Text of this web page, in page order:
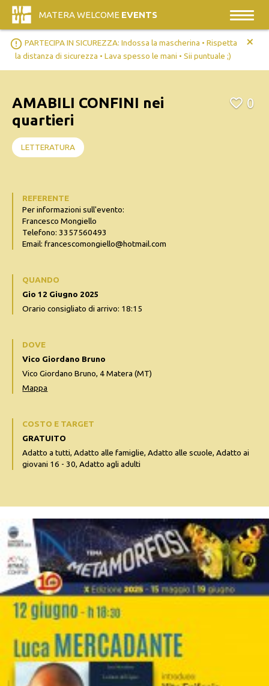
MATERA WELCOME EVENTS
error_outline PARTECIPA IN SICUREZZA: Indossa la mascherina • Rispetta
la distanza di sicurezza • Lava spesso le mani • Sii puntuale ;)
+
AMABILI CONFINI nei
quartieri
0
LETTERATURA
REFERENTE
Per informazioni sull'evento:
Francesco Mongiello
Telefono: 3357560493
Email: francescomongiello@hotmail.com
QUANDO
Gio 12 Giugno 2025
Orario consigliato di arrivo: 18:15
DOVE
Vico Giordano Bruno
Vico Giordano Bruno, 4 Matera (MT)
Mappa
COSTO E TARGET
GRATUITO
Adatto a tutti, Adatto alle famiglie, Adatto alle scuole, Adatto ai
giovani 16 - 30, Adatto agli adulti